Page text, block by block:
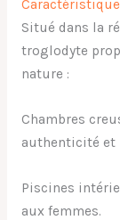
Situé dans la
troglodyte
nature :
Chambres
authenticité et
Piscines
aux femmes.